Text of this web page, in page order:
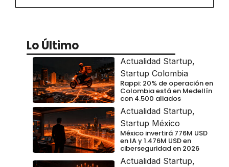
Lo Último
Actualidad Startup,
Startup Colombia
Rappi: 20% de operación en
Colombia está en Medellín
con 4.500 aliados
Actualidad Startup,
Startup México
México invertirá 776M USD
en IA y 1.476M USD en
ciberseguridad en 2026
Actualidad Startup,